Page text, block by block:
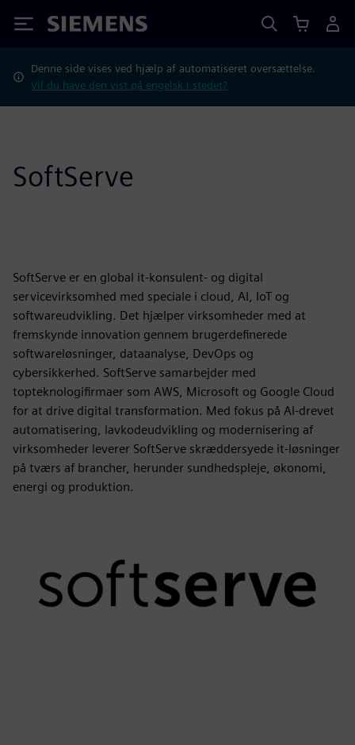
Siemens
Denne side vises ved hjælp af automatiseret oversættelse.
Vil du have den vist på engelsk i stedet?
SoftServe
SoftServe er en global it-konsulent- og digital
servicevirksomhed med speciale i cloud, AI, IoT og
softwareudvikling. Det hjælper virksomheder med at
fremskynde innovation gennem brugerdefinerede
softwareløsninger, dataanalyse, DevOps og
cybersikkerhed. SoftServe samarbejder med
topteknologifirmaer som AWS, Microsoft og Google Cloud
for at drive digital transformation. Med fokus på AI-drevet
automatisering, lavkodeudvikling og modernisering af
virksomheder leverer SoftServe skræddersyede it-løsninger
på tværs af brancher, herunder sundhedspleje, økonomi,
energi og produktion.